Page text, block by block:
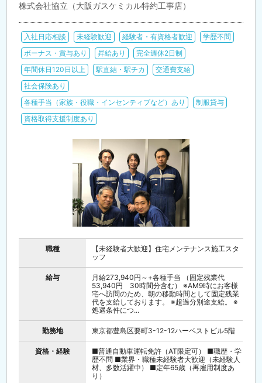
株式会社協立（大阪ガスケミカル特約工事店）
入社日応相談 未経験歓迎 経験者・有資格者歓迎
学歴不問
ボーナス・賞与あり
昇給あり
完全週休2日制
年間休日120日以上
駅直結・駅チカ
交通費支給
社会保険あり
各種手当（家族・役職・インセンティブなど）あり
制服貸与
資格取得支援制度あり
職種
【未経験者大歓迎】住宅メンテナンス施工スタ
ッフ
給与
月給273,940円～+各種手当 （固定残業代
53,940円 30時間分含む） ※AM9時にお客様
宅へ訪問のため、朝の移動時間として固定残業
代を支給しております。 ※超過分別途支給。 ※
処遇条件につ...
勤務地 東京都豊島区要町3-12-12ハーベストビル5階
資格・経験
■普通自動車運転免許（AT限定可） ■職歴・学
歴不問 ■業界・職種未経験者大歓迎（未経験人
材、多数活躍中） ■定年65歳（再雇用制度あ
り）